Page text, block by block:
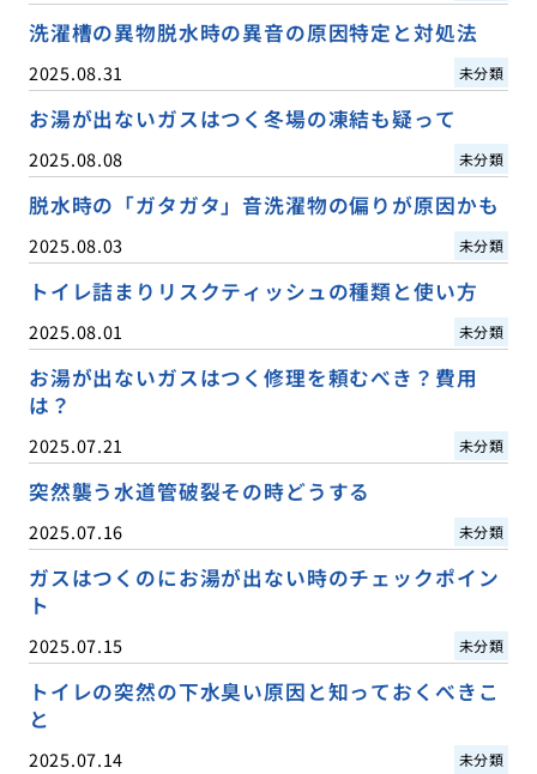
洗濯槽の異物脱水時の異音の原因特定と対処法
2025.08.31 未分類
お湯が出ないガスはつく冬場の凍結も疑って
2025.08.08 未分類
脱水時の「ガタガタ」音洗濯物の偏りが原因かも
2025.08.03 未分類
トイレ詰まりリスクティッシュの種類と使い方
2025.08.01 未分類
お湯が出ないガスはつく修理を頼むべき？費用
は？
2025.07.21 未分類
突然襲う水道管破裂その時どうする
2025.07.16 未分類
ガスはつくのにお湯が出ない時のチェックポイン
ト
2025.07.15 未分類
トイレの突然の下水臭い原因と知っておくべきこ
と
2025.07.14 未分類